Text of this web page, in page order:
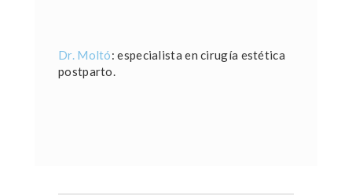
Dr. Moltó: especialista en cirugía estética
postparto.